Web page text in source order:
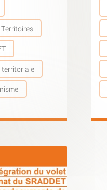
Territoires
territoriale